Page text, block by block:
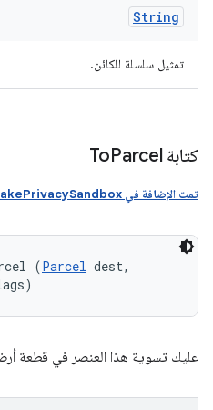
String
تمثيل سلسلة للكائن.
كتابة ToParcel
تمت الإضافة في Android UpsideDownCakePrivacySandbox
(Parcel dest,
عليك تسوية هذا العنصر في قطعة